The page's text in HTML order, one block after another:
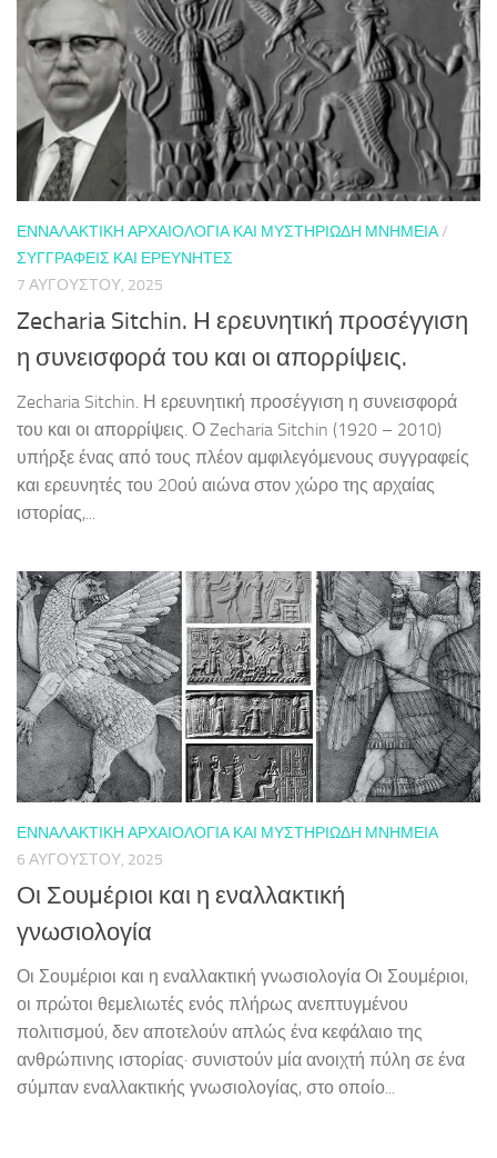
ΕΝΝΑΛΑΚΤΙΚΉ ΑΡΧΑΙΟΛΟΓΊΑ ΚΑΙ ΜΥΣΤΗΡΙΏΔΗ ΜΝΗΜΕΊΑ/
ΣΥΓΓΡΑΦΕΊΣ ΚΑΙ ΕΡΕΥΝΗΤΈΣ
7 ΑΥΓΟΎΣΤΟΥ, 2025
Zecharia Sitchin. Η ερευνητική προσέγγιση
η συνεισφορά του και οι απορρίψεις.
Zecharia Sitchin. Η ερευνητική προσέγγιση η συνεισφορά
του και οι απορρίψεις. Ο Zecharia Sitchin (1920 – 2010)
υπήρξε ένας από τους πλέον αμφιλεγόμενους συγγραφείς
και ερευνητές του 20ού αιώνα στον χώρο της αρχαίας
ιστορίας,...
ΕΝΝΑΛΑΚΤΙΚΉ ΑΡΧΑΙΟΛΟΓΊΑ ΚΑΙ ΜΥΣΤΗΡΙΏΔΗ ΜΝΗΜΕΊΑ
6 ΑΥΓΟΎΣΤΟΥ, 2025
Οι Σουμέριοι και η εναλλακτική
γνωσιολογία
Οι Σουμέριοι και η εναλλακτική γνωσιολογία Οι Σουμέριοι,
οι πρώτοι θεμελιωτές ενός πλήρως ανεπτυγμένου
πολιτισμού, δεν αποτελούν απλώς ένα κεφάλαιο της
ανθρώπινης ιστορίας· συνιστούν μία ανοιχτή πύλη σε ένα
σύμπαν εναλλακτικής γνωσιολογίας, στο οποίο...